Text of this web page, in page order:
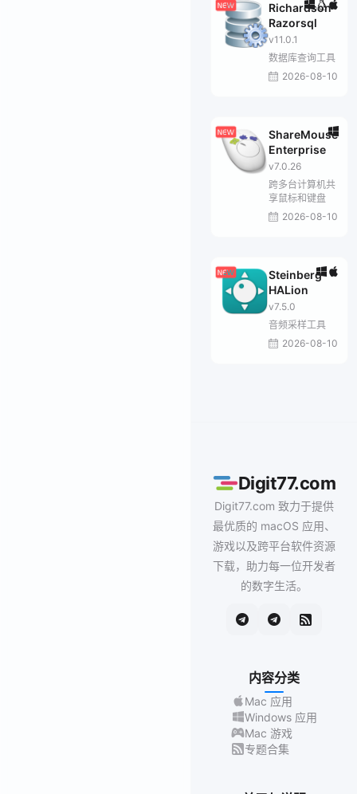
Richardson
Razorsql
v11.0.1
数据库查询工具
2026-08-10
ShareMouse
Enterprise
v7.0.26
跨多台计算机共
享鼠标和键盘
2026-08-10
Steinberg
HALion
v7.5.0
音频采样工具
2026-08-10
Digit77.com
Digit77.com 致力于提供
最优质的 macOS 应用、
游戏以及跨平台软件资源
下载，助力每一位开发者
的数字生活。
内容分类
Mac 应用
Windows 应用
Mac 游戏
专题合集